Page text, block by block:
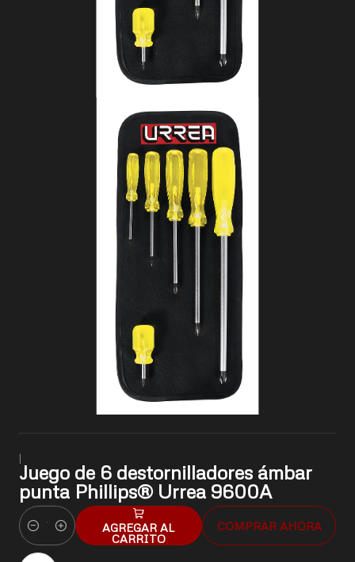
|
Juego de 6 destornilladores ámbar
punta Phillips® Urrea 9600A
Cantidad
AGREGAR AL
CARRITO
COMPRAR AHORA